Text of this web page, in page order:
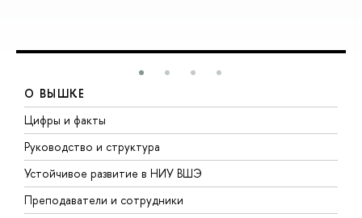
О ВЫШКЕ
Цифры и факты
Руководство и структура
Устойчивое развитие в НИУ ВШЭ
Преподаватели и сотрудники